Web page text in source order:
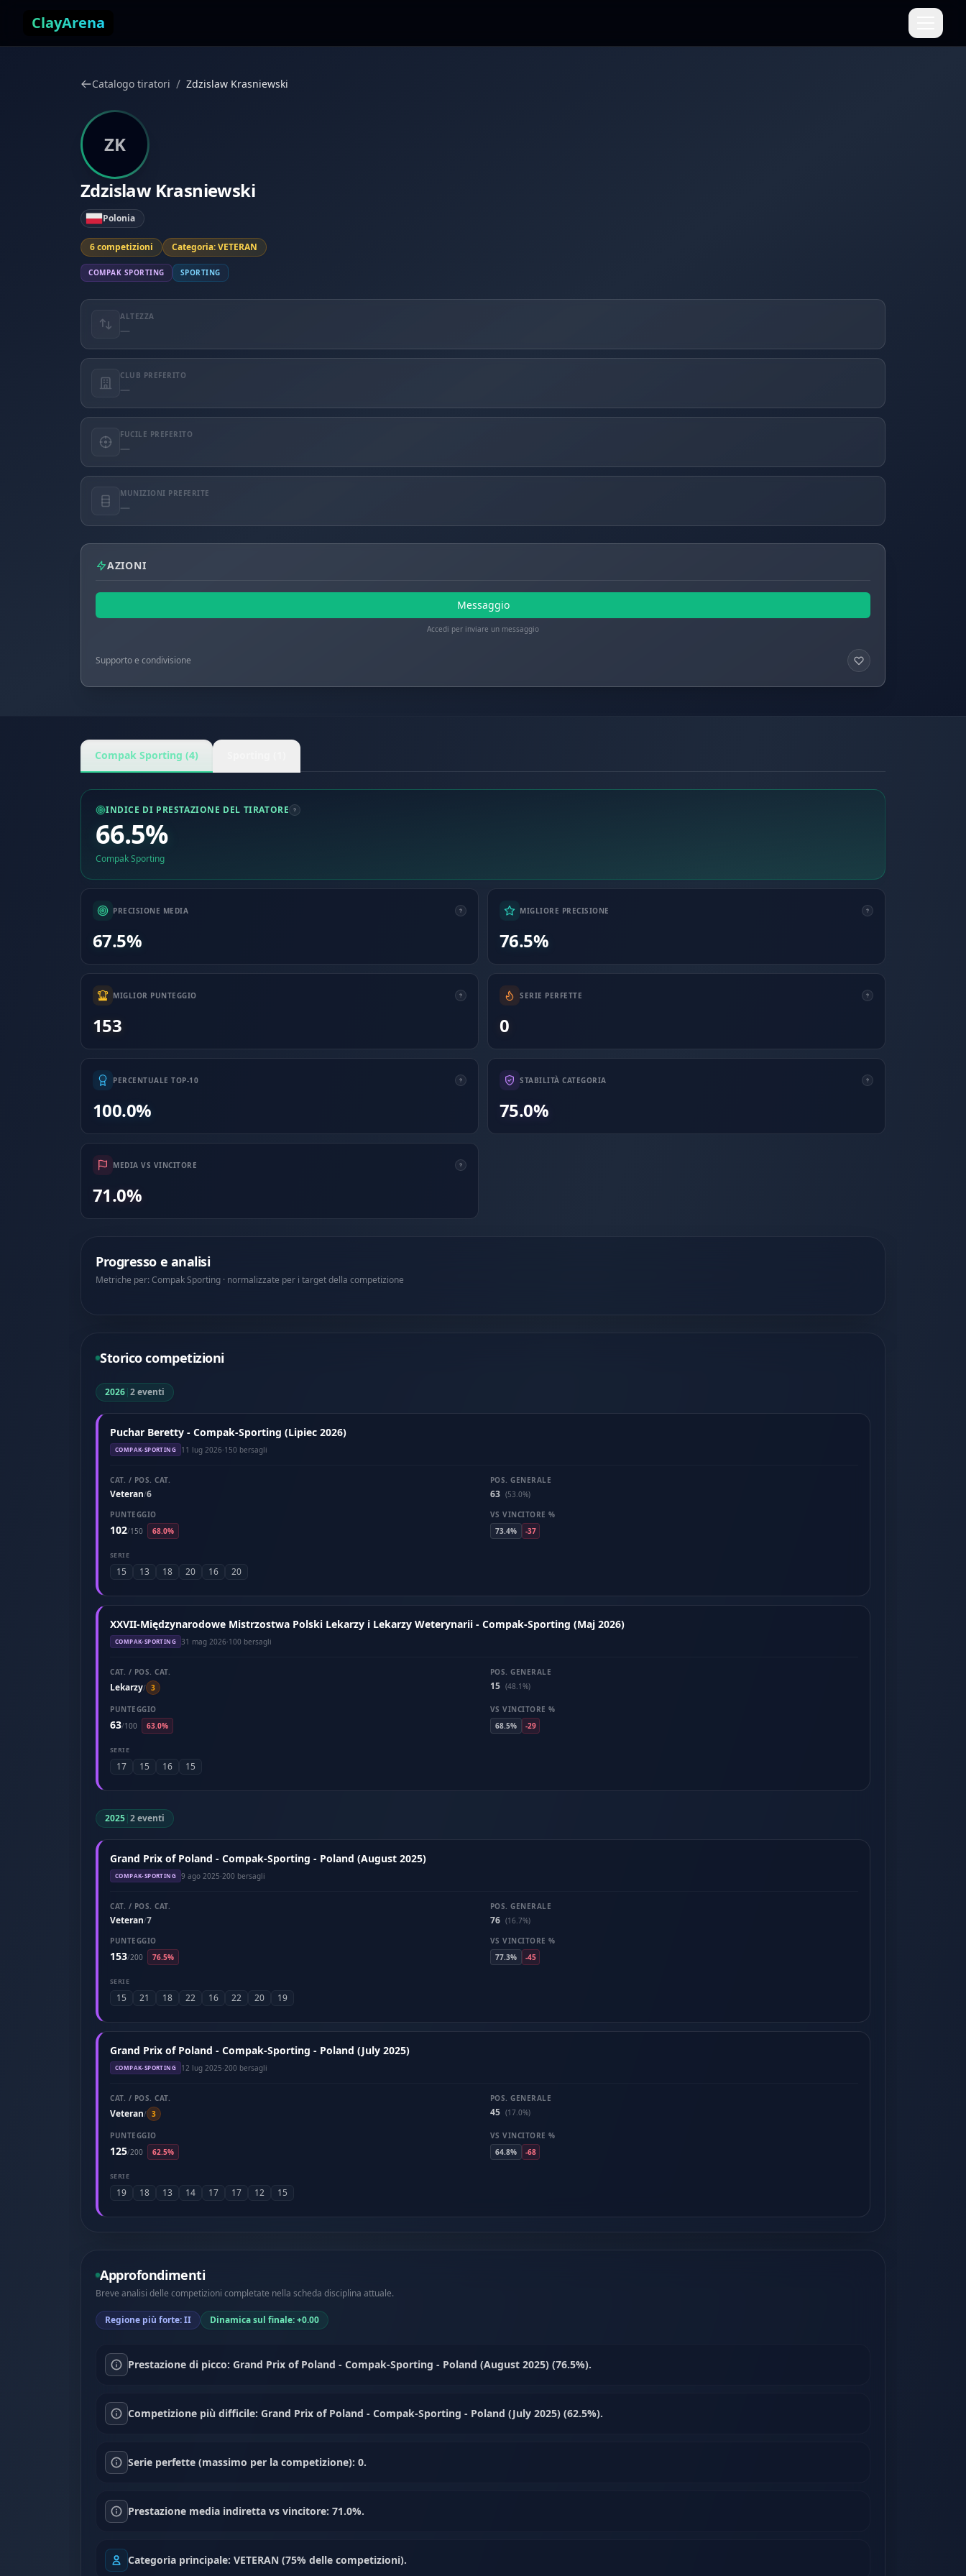
ClayArena
Catalogo tiratori / Zdzislaw Krasniewski
ZK
Zdzislaw Krasniewski
Polonia
6 competizioni Categoria: VETERAN
COMPAK SPORTING SPORTING
ALTEZZA
—
CLUB PREFERITO
—
FUCILE PREFERITO
—
MUNIZIONI PREFERITE
—
AZIONI
Messaggio
Accedi per inviare un messaggio
Supporto e condivisione
Compak Sporting (4)
INDICE DI PRESTAZIONE DEL TIRATORE
66.5%
Compak Sporting
PRECISIONE MEDIA
67.5%
MIGLIORE PRECISIONE
76.5%
MIGLIOR PUNTEGGIO
153
SERIE PERFETTE
0
PERCENTUALE TOP-10
100.0%
STABILITÀ CATEGORIA
75.0%
MEDIA VS VINCITORE
71.0%
Progresso e analisi
Metriche per: Compak Sporting · normalizzate per i target della competizione
Storico competizioni
2026|2 eventi
Puchar Beretty - Compak-Sporting (Lipiec 2026)
COMPAK-SPORTING 11 lug 2026·150 bersagli
CAT. / POS. CAT.
Veteran/6
POS. GENERALE
63 (53.0%)
PUNTEGGIO
102/150 68.0%
VS VINCITORE %
73.4%
-37
SERIE
15 13 18 20 16 20
XXVII-Międzynarodowe Mistrzostwa Polski Lekarzy i Lekarzy Weterynarii - Compak-Sporting (Maj 2026)
COMPAK-SPORTING 31 mag 2026·100 bersagli
CAT. / POS. CAT.
Lekarzy/ 3
POS. GENERALE
15 (48.1%)
PUNTEGGIO
63/100 63.0%
VS VINCITORE %
68.5%
-29
SERIE
17 15 16 15
2025|2 eventi
Grand Prix of Poland - Compak-Sporting - Poland (August 2025)
COMPAK-SPORTING 9 ago 2025·200 bersagli
CAT. / POS. CAT.
Veteran/7
POS. GENERALE
76 (16.7%)
PUNTEGGIO
153/200 76.5%
VS VINCITORE %
77.3%
-45
SERIE
15 21 18 22 16 22 20 19
Grand Prix of Poland - Compak-Sporting - Poland (July 2025)
COMPAK-SPORTING 12 lug 2025·200 bersagli
CAT. / POS. CAT.
Veteran/ 3
POS. GENERALE
45 (17.0%)
PUNTEGGIO
125/200 62.5%
VS VINCITORE %
64.8%
-68
SERIE
19 18 13 14 17 17 12 15
Approfondimenti
Breve analisi delle competizioni completate nella scheda disciplina attuale.
Regione più forte: II Dinamica sul finale: +0.00
Prestazione di picco: Grand Prix of Poland - Compak-Sporting - Poland (August 2025) (76.5%).
Competizione più difficile: Grand Prix of Poland - Compak-Sporting - Poland (July 2025) (62.5%).
Serie perfette (massimo per la competizione): 0.
Prestazione media indiretta vs vincitore: 71.0%.
Categoria principale: VETERAN (75% delle competizioni).